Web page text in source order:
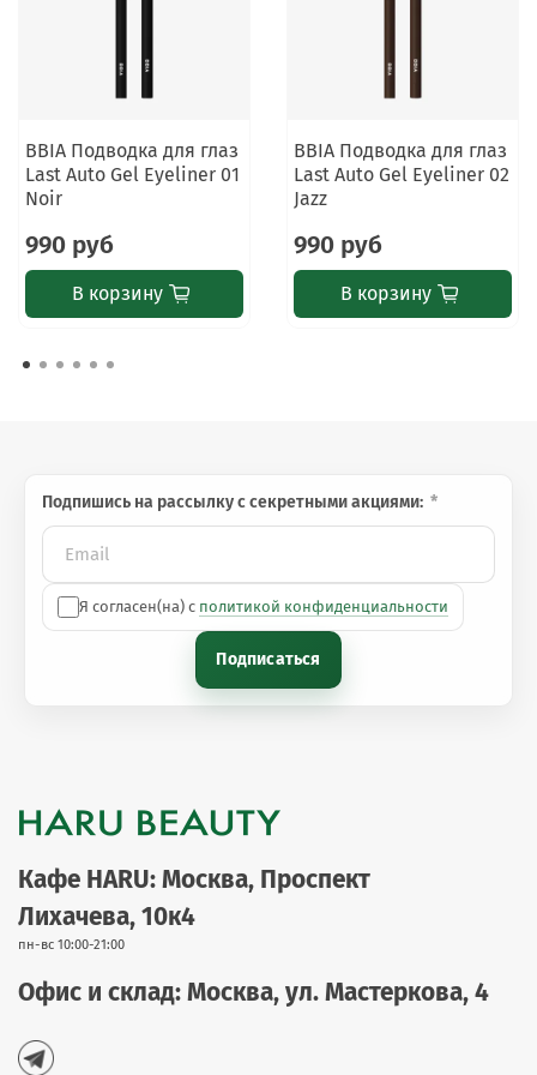
BBIA Подводка для глаз
Last Auto Gel Eyeliner 01
Noir
990 руб
В корзину
BBIA Подводка для глаз
Last Auto Gel Eyeliner 02
Jazz
990 руб
В корзину
Подпишись на рассылку с секретными акциями:
Я согласен(на) с политикой конфиденциальности
Подписаться
Кафе HARU: Москва, Проспект
Лихачева, 10к4
пн-вс 10:00-21:00
Офис и склад: Москва, ул. Мастеркова, 4